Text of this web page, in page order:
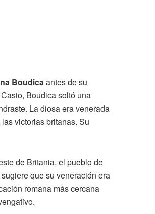
Boudicaantes de su
Boudica soltó una
La diosa era venerada
victorias britanas. Su
de Britania, el pueblo de
que su veneración era
romana más cercana